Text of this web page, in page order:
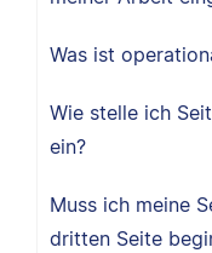
Was ist
Wie stelle ich
ein?
Muss ich meine
dritten Seite